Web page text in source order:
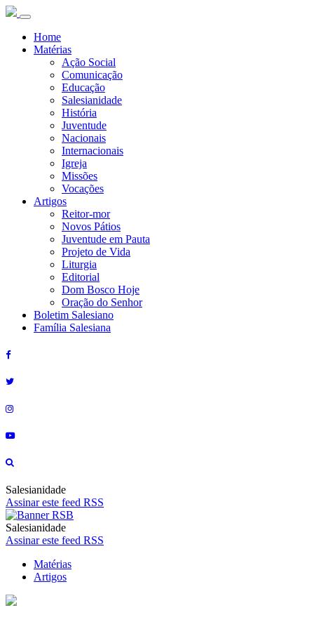
Home
Matérias
Ação Social
Comunicação
Educação
Salesianidade
História
Juventude
Nacionais
Internacionais
Igreja
Missões
Vocações
Artigos
Reitor-mor
Novos Pátios
Juventude em Pauta
Projeto de Vida
Liturgia
Editorial
Dom Bosco Hoje
Oração do Senhor
Boletim Salesiano
Família Salesiana
Salesianidade
Assinar este feed RSS
Salesianidade
Assinar este feed RSS
Matérias
Artigos